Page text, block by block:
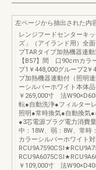
左ページから抽出された内
レンジフードセンターキ
ズ」（アイランド用）全
プTARタイプ加熱機器連
【B57】間 口90cmカラ
プ1￥448,000グループ2￥
プ加熱機器連動付（照明
ーシルバーホワイト本体
￥269,000寸 法
転●自動洗浄●フィルター
照明●常時換気●自動換気
●3芯電源プラグ電力消費
中：18W、弱：8W、常時
カラーシルバーホワイト
￥109,000寸 法